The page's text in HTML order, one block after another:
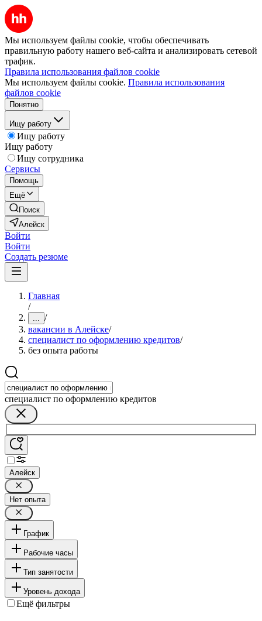
Мы используем файлы cookie, чтобы обеспечивать
правильную работу нашего веб-сайта и анализировать сетевой
трафик.
Правила использования файлов cookie
Мы используем файлы cookie. Правила использования
файлов cookie
Понятно
Ищу работу
Ищу работу
Ищу работу
Ищу сотрудника
Сервисы
Помощь
Ещё
Поиск
Алейск
Войти
Войти
Создать резюме
Главная
/
... /
вакансии в Алейске/
специалист по оформлению кредитов/
без опыта работы
специалист по оформлению кредитов
Алейск
Нет опыта
График
Рабочие часы
Тип занятости
Уровень дохода
Ещё фильтры